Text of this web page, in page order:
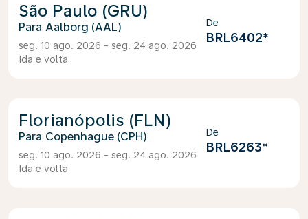
São Paulo (GRU)
Aalborg (AAL)
seg. 10 ago. 2026 - seg. 24 ago. 2026
Ida e volta
De
BRL6402*
Florianópolis (FLN)
Copenhague (CPH)
seg. 10 ago. 2026 - seg. 24 ago. 2026
Ida e volta
De
BRL6263*